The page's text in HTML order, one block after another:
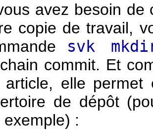
avez besoin de
copie de travail,
svk
commit. Et
article, elle permet
de dépôt
exemple) :